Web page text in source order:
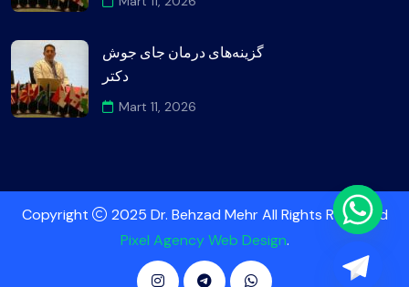
گزینه‌های درمان جای جوش
دکتر
Mart 11, 2026
Copyright
2025 Dr. Behzad Mehr All Rights Reserved
Pixel Agency Web Design.